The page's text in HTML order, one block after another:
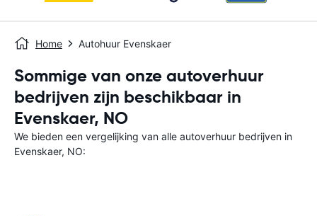
Home Autohuur Evenskaer
Sommige van onze autoverhuur
bedrijven zijn beschikbaar in
Evenskaer, NO
We bieden een vergelijking van alle autoverhuur bedrijven in
Evenskaer, NO: